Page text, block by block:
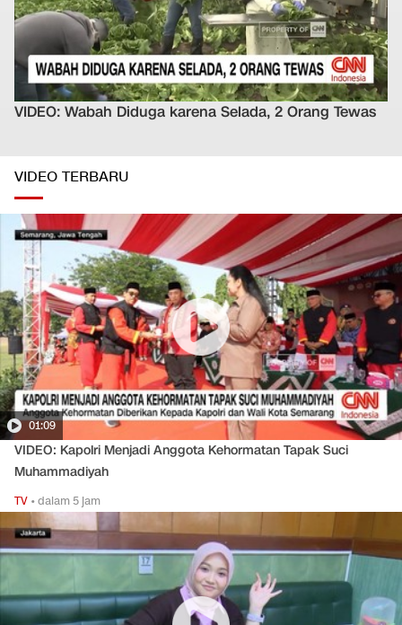
VIDEO: Wabah Diduga karena Selada, 2 Orang Tewas
VIDEO TERBARU
01:09
VIDEO: Kapolri Menjadi Anggota Kehormatan Tapak Suci
Muhammadiyah
TV •dalam 5 jam